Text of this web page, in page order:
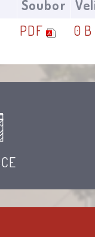
Soubor
PDF 0 B